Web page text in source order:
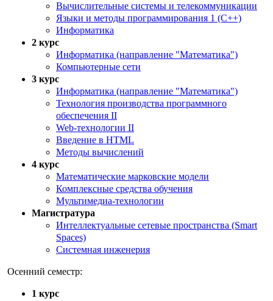
Вычислительные системы и телекоммуникации
Языки и методы программирования 1 (С++)
Информатика
2 курс
Информатика (направление "Математика")
Компьютерные сети
3 курс
Информатика (направление "Математика")
Технология производства программного
обеспечения II
Web-технологии II
Введение в HTML
Методы вычислений
4 курс
Математические марковские модели
Комплексные средства обучения
Мультимедиа-технологии
Магистратура
Интеллектуальные сетевые пространства (Smart
Spaces)
Системная инженерия
Осенний семестр:
1 курс